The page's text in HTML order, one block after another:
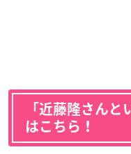
「近藤隆さんと
はこちら！